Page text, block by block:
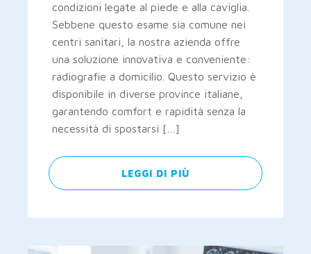
condizioni legate al piede e alla caviglia.
Sebbene questo esame sia comune nei
centri sanitari, la nostra azienda offre
una soluzione innovativa e conveniente:
radiografie a domicilio. Questo servizio è
disponibile in diverse province italiane,
garantendo comfort e rapidità senza la
necessità di spostarsi […]
LEGGI DI PIÙ